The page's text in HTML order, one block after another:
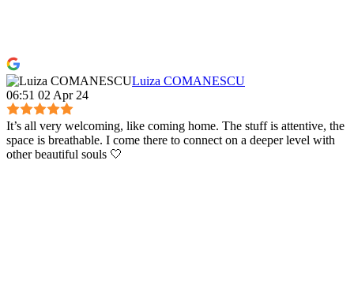
Luiza COMANESCU
06:51 02 Apr 24
It’s all very welcoming, like coming home. The stuff is attentive, the
space is breathable. I come there to connect on a deeper level with
other beautiful souls 🤍